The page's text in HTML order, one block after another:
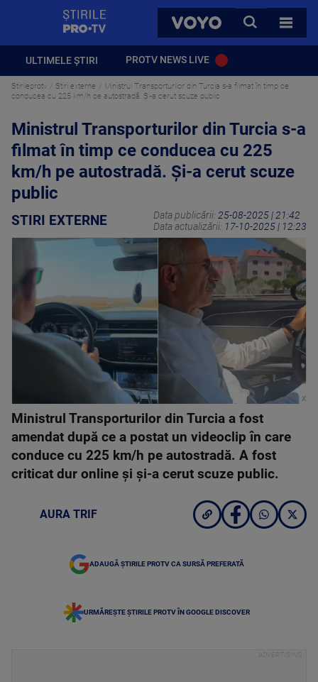
VOYO
CAUTA
TOATE
ULTIMELE ȘTIRI PROTV NEWS LIVE
Stirileprotv Stiri externe
Ministrul Transporturilor din Turcia s-a filmat în timp ce
conducea cu 225 km/h pe autostradă. Și-a cerut scuze public
Ministrul Transporturilor din Turcia s-a
filmat în timp ce conducea cu 225
km/h pe autostradă. Și-a cerut scuze
public
STIRI EXTERNE Data publicării: 25-08-2025 | 21:42
Data actualizării: 17-10-2025 | 12:23
X
Ministrul Transporturilor din Turcia a fost
amendat după ce a postat un videoclip în care
conduce cu 225 km/h pe autostradă. A fost
criticat dur online și și-a cerut scuze public.
AURA TRIF
ADAUGĂ ȘTIRILE PROTV CA SURSĂ PREFERATĂ
URMĂREȘTE ȘTIRILE PROTV ÎN GOOGLE DISCOVER